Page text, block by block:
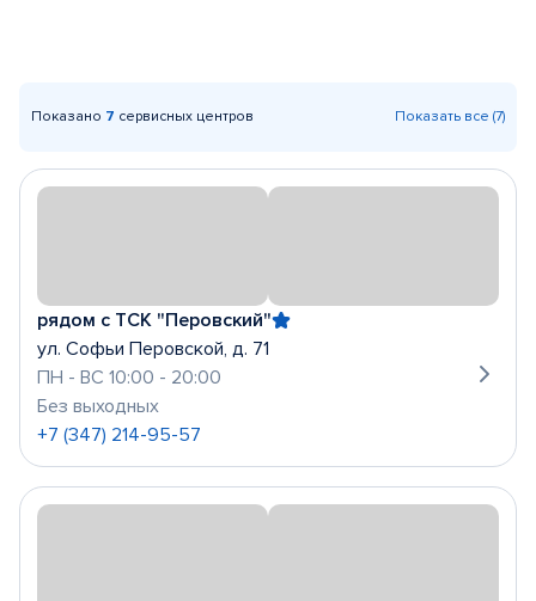
Показано 7 сервисных центров Показать все (7)
рядом с ТСК "Перовский"
ул. Софьи Перовской, д. 71
ПН - ВС 10:00 - 20:00
Без выходных
+7 (347) 214-95-57